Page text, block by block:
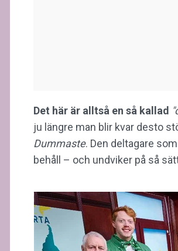
Det här är alltså en så kallad
ju längre man blir kvar desto
Dummaste. Den deltagare
behåll – och undviker på så